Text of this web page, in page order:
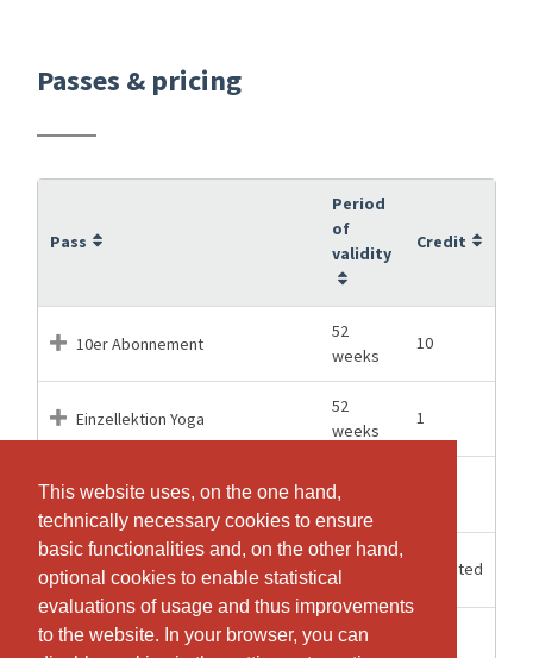
This website uses, on the one hand,
technically necessary cookies to ensure
basic functionalities and, on the other hand,
optional cookies to enable statistical
evaluations of usage and thus improvements
to the website. In your browser, you can
Passes & pricing
Pass
Period
of
validity
Credit
10er Abonnement
52
weeks
10
Einzellektion Yoga
52
weeks
1
Jahresabonnement, 1
52
weeks
Jahresabonnement, unlimitiert
52
weeks
Unlimited
Probeabonnement
52